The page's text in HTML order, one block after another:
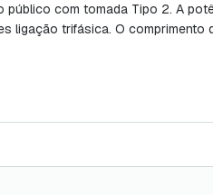
com tomada Tipo 2. A
trifásica. O comprimento